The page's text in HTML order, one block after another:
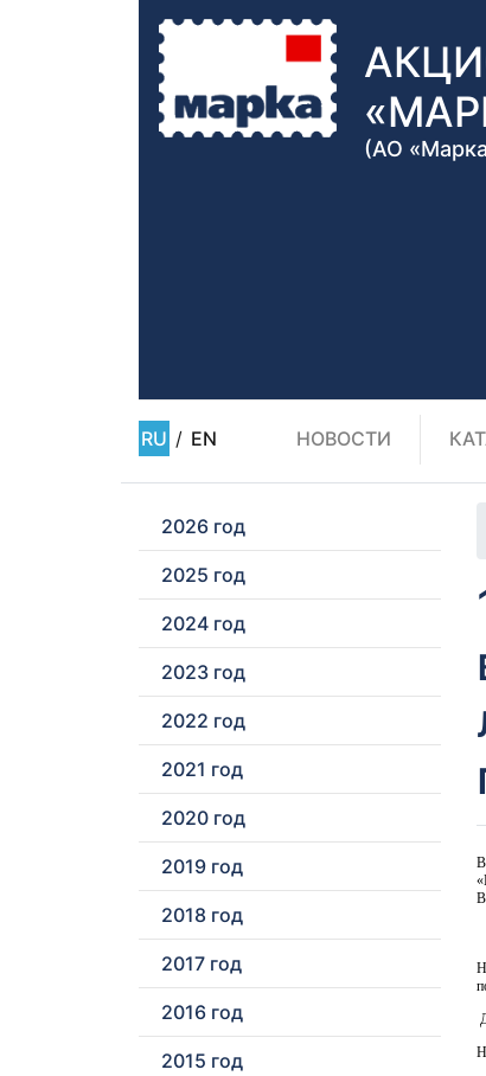
(АО
RU / EN НОВОСТИ
2026 год
2025 год
2024 год
2023 год
2022 год
2021 год
2020 год
2019 год
2018 год
2017 год
2016 год
2015 год